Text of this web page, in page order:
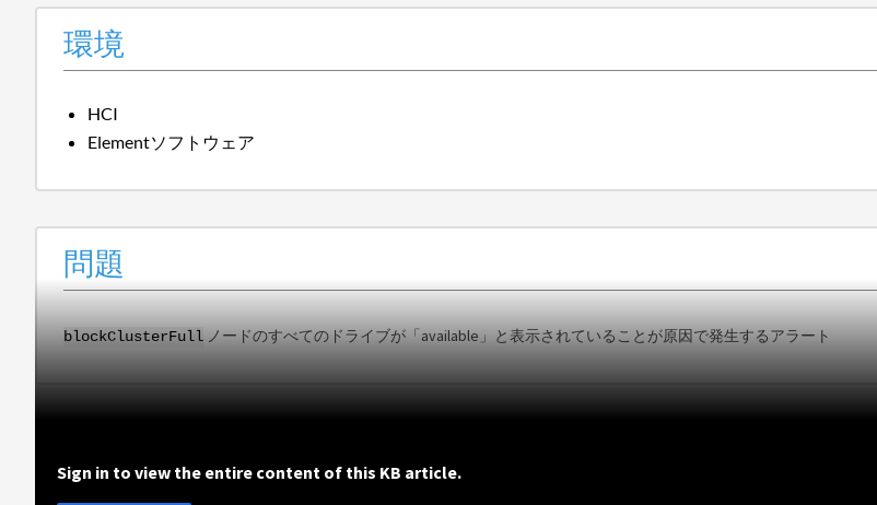
環境
HCI
Elementソフトウェア
問題
blockClusterFull ノードのすべてのドライブが「available」と表示されていることが原因で発生するアラート
Sign in to view the entire content of this KB article.